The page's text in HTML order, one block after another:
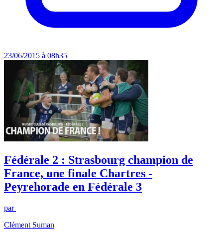
23/06/2015 à 08h35
Fédérale 2 : Strasbourg champion de
France, une finale Chartres -
Peyrehorade en Fédérale 3
par
Clément Suman